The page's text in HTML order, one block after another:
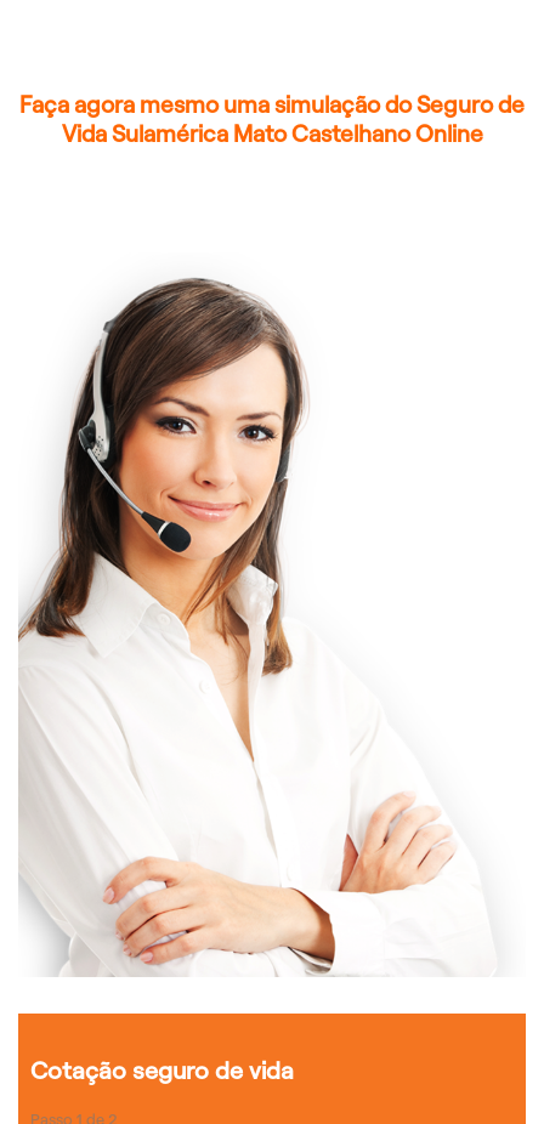
Faça agora mesmo uma simulação do Seguro de
Vida Sulamérica Mato Castelhano Online
Cotação seguro de vida
Passo 1 de 2